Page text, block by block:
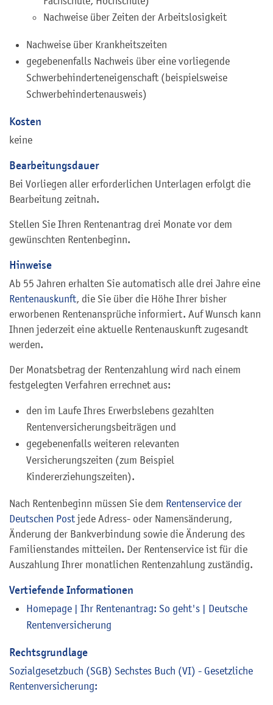
Nachweise über Zeiten der Arbeitslosigkeit
Nachweise über Krankheitszeiten
gegebenenfalls Nachweis über eine vorliegende
Schwerbehinderteneigenschaft (beispielsweise
Schwerbehindertenausweis)
Kosten
keine
Bearbeitungsdauer
Bei Vorliegen aller erforderlichen Unterlagen erfolgt die
Bearbeitung zeitnah.
Stellen Sie Ihren Rentenantrag drei Monate vor dem
gewünschten Rentenbeginn.
Hinweise
Ab 55 Jahren erhalten Sie automatisch alle drei Jahre eine
Rentenauskunft, die Sie über die Höhe Ihrer bisher
erworbenen Rentenansprüche informiert. Auf Wunsch kann
Ihnen jederzeit eine aktuelle Rentenauskunft zugesandt
werden.
Der Monatsbetrag der Rentenzahlung wird nach einem
festgelegten Verfahren errechnet aus:
den im Laufe Ihres Erwerbslebens gezahlten
Rentenversicherungsbeiträgen und
gegebenenfalls weiteren relevanten
Versicherungszeiten (zum Beispiel
Kindererziehungszeiten).
Nach Rentenbeginn müssen Sie dem Rentenservice der
Deutschen Post jede Adress- oder Namensänderung,
Änderung der Bankverbindung sowie die Änderung des
Familienstandes mitteilen. Der Rentenservice ist für die
Auszahlung Ihrer monatlichen Rentenzahlung zuständig.
Vertiefende Informationen
Homepage | Ihr Rentenantrag: So geht's | Deutsche
Rentenversicherung
Rechtsgrundlage
Sozialgesetzbuch (SGB) Sechstes Buch (VI) - Gesetzliche
Rentenversicherung: